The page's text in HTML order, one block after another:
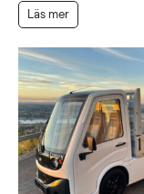
Läs mer